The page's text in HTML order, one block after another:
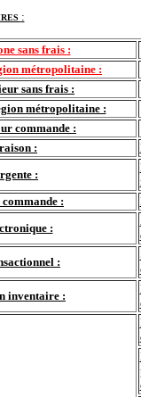
:
sans frais :
métropolitaine :
sans frais :
métropolitaine :
commande :
:
:
:
:
:
inventaire :